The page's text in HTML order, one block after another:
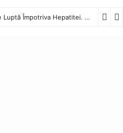
28 iulie- Ziua Mondială de Luptă Împotriva Hepatitei. Interviu cu dr. Octavian Tăbăcaru, medic specialist Boli Infecțioase în cadrul Spitalului Județean de Urgență Buzău